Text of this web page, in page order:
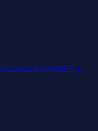
brand in ChatGPT e